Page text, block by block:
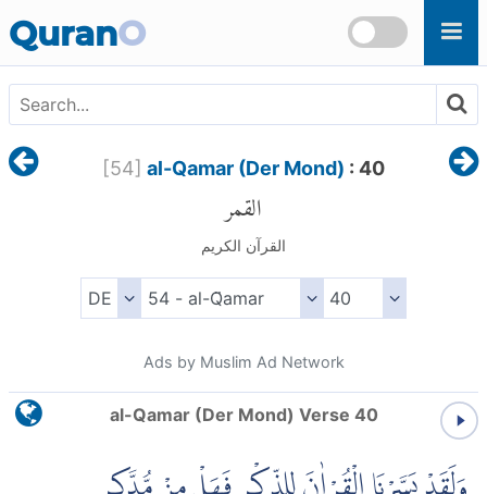
QuranO
[54] al-Qamar (Der Mond) : 40
القمر
القرآن الكريم
Ads by Muslim Ad Network
al-Qamar (Der Mond) Verse 40